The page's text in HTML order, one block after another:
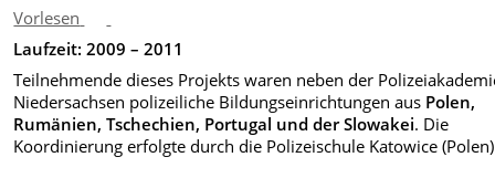
Vorlesen
Laufzeit: 2009 – 2011
Teilnehmende dieses Projekts waren neben der
Niedersachsen polizeiliche Bildungseinrichtungen aus Polen,
Rumänien, Tschechien, Portugal und der Slowakei. Die
Koordinierung erfolgte durch die Polizeischule Katowice